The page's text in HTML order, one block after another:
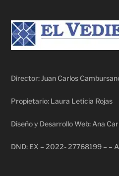
Director: Juan Carlos
Propietario: Laura Leticia Rojas
Diseño y Desarrollo Web: Ana
DND: EX – 2022- 27768199 – –